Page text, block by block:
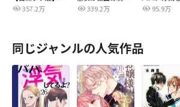
357.2万
339.2万
95.9万
同じジャンルの人気作品